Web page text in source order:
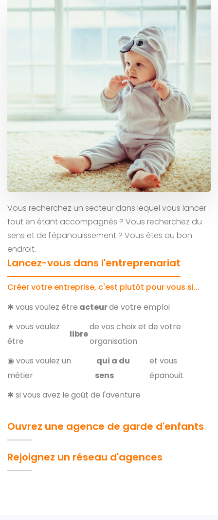
Vous recherchez un secteur dans lequel vous lancer
tout en étant accompagnés ? Vous recherchez du
sens et de l'épanouissement ? Vous êtes au bon
endroit.
Lancez-vous dans l'entreprenariat
Créer votre entreprise, c'est plutôt pour vous si...
✱ vous voulez être acteurde votre emploi
★ vous voulez
être
libre
de vos choix et de votre
organisation
◉ vous voulez un
métier
qui a du
sens
et vous
épanouit
✱ si vous avez le goût de l'aventure
Ouvrez une agence de garde d'enfants
Rejoignez un réseau d'agences